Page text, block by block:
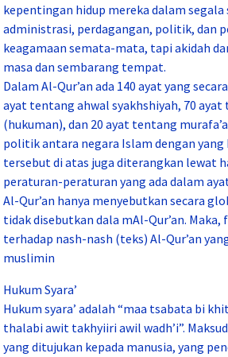
kepentingan hidup mereka dalam
administrasi, perdagangan, politik, dan
keagamaan semata-mata, tapi akidah
masa dan sembarang tempat.
Dalam Al-Qur’an ada 140 ayat yang
ayat tentang ahwal syakhshiyah, 70
(hukuman), dan 20 ayat tentang
politik antara negara Islam dengan yang
tersebut di atas juga diterangkan lewat
peraturan-peraturan yang ada dalam
Al-Qur’an hanya menyebutkan secara
tidak disebutkan dala mAl-Qur’an.
terhadap nash-nash (teks) Al-Qur’an
muslimin
Hukum Syara’
Hukum syara’ adalah “maa tsabata bi
thalabi awit takhyiiri awil wadh’i”.
yang ditujukan kepada manusia, yang